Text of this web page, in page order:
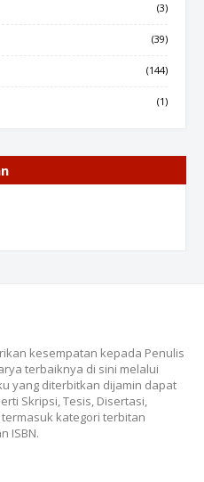
(3)
(39)
(144)
(1)
kesempatan kepada Penulis
terbaiknya di sini melalui
yang diterbitkan dijamin dapat
Skripsi, Tesis, Disertasi,
kategori terbitan
ISBN.